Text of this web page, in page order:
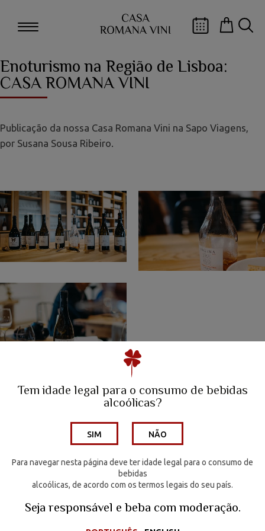
Tem idade legal para o consumo de bebidas
alcoólicas?
SIM NÃO
Para navegar nesta página deve ter idade legal para o consumo de
bebidas
alcoólicas, de acordo com os termos legais do seu país.
Seja responsável ebeba com moderação.
A Family Winery
Quinta da Escusa | Tejo
Quinta do Porto Nogueira | Lisboa
Wine Hotel
Os Vinhos
Enoturismo
Media
Enoturismo na Região de Lisboa:
CASA ROMANA VINI
Publicação da nossa Casa Romana Vini na Sapo Viagens,
por Susana Sousa Ribeiro.
Artigo Viagens Sapo